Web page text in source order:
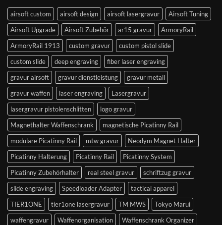
airsoft custom airsoft design airsoft lasergravur
Airsoft Tuning
Airsoft Upgrade
Airsoft Zubehör ar15 gravur
ArmoryRail
ArmoryRail 1913
custom gravur
custom pistol slide
custom slide
deep engraving
fiber laser engraving
gravur airsoft
gravur dienstleistung
gravur metall
gravur waffen
laser engraving
Lasergravur
lasergravur pistolenschlitten
logo gravur
Magnethalter Waffenschrank
magnetische Picatinny Rail
modulare Picatinny Rail
mtw gravur
Neodym Magnet Halter
Picatinny Halterung
Picatinny Rail
Picatinny System
Picatinny Zubehörhalter
real steel gravur
schriftzug gravur
slide engraving
Speedloader Adapter
tactical apparel
TIER1ONE
tier1one lasergravur TM MWS
Tokyo Marui
waffengravur
Waffenorganisation
Waffenschrank Organizer